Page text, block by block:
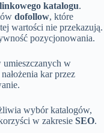
katalogu.
dofollow, które
wartości nie przekazują.
pozycjonowania.
umieszczanych w
kar przez
wybór katalogów,
w zakresie SEO.